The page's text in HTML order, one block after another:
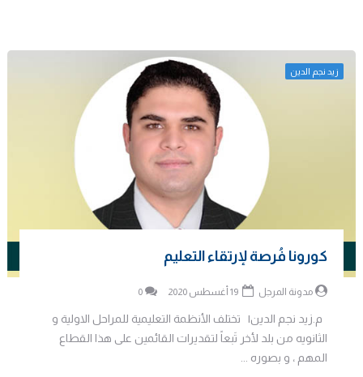
زيد نجم الدين
كورونا فُرصة لإرتقاء التعليم
مدونة المرجل 0
م.زيد نجم الدين| تختلف الأنظمة التعليمية للمراحل الاولية و
الثانويه من بلد لأخر تَبعاً لتقديرات القائمين على هذا القطاع
المهم ، و بصوره ...